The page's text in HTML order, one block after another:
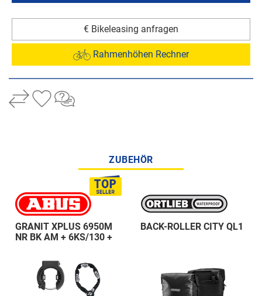
€ Bikeleasing anfragen
Rahmenhöhen Rechner
ZUBEHÖR
GRANIT XPLUS 6950M
NR BK AM + 6KS/130 +
BACK-ROLLER CITY QL1